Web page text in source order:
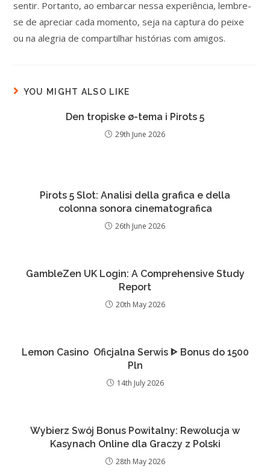
sentir. Portanto, ao embarcar nessa experiência, lembre-
se de apreciar cada momento, seja na captura do peixe
ou na alegria de compartilhar histórias com amigos.
YOU MIGHT ALSO LIKE
Den tropiske ø-tema i Pirots 5
29th June 2026
Pirots 5 Slot: Analisi della grafica e della
colonna sonora cinematografica
26th June 2026
GambleZen UK Login: A Comprehensive Study
Report
20th May 2026
Lemon Casino ️ Oficjalna Serwis ᐈ Bonus do 1500
Pln
14th July 2026
Wybierz Swój Bonus Powitalny: Rewolucja w
Kasynach Online dla Graczy z Polski
28th May 2026